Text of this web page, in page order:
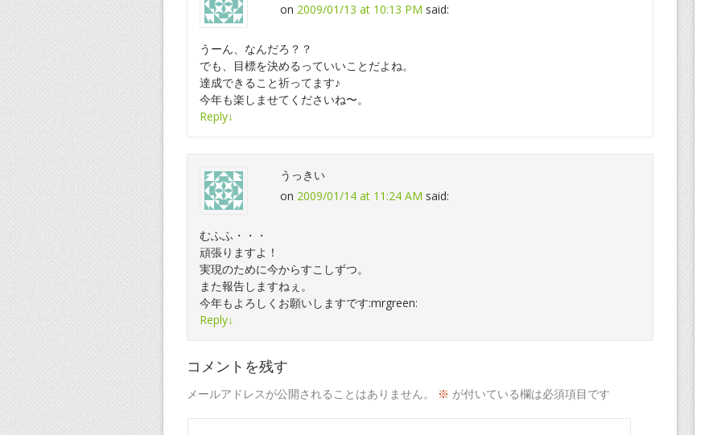
on 2009/01/13 at 10:13 PM said:
うーん、なんだろ？？
でも、目標を決めるっていいことだよね。
達成できること祈ってます♪
今年も楽しませてくださいね〜。
Reply↓
うっきい
on 2009/01/14 at 11:24 AM said:
むふふ・・・
頑張りますよ！
実現のために今からすこしずつ。
また報告しますねぇ。
今年もよろしくお願いしますです:mrgreen:
Reply↓
コメントを残す
メールアドレスが公開されることはありません。 ※ が付いている欄は必須項目です